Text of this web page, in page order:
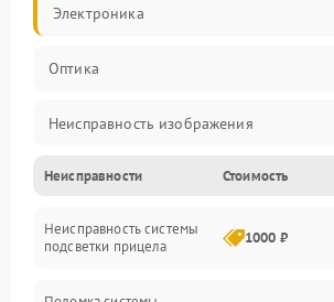
Электроника
Оптика
Неисправность изображения
Механические повреждения
Неисправность фокусировки и оптики
Неисправности Стоимость
Неисправность системы
подсветки прицела
1000 ₽